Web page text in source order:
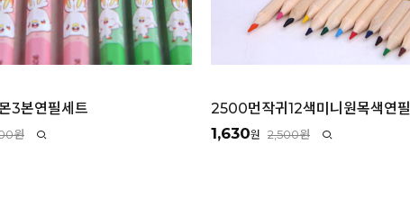
3본연필세트
원
2500먼작귀12색미니원목색연필
1,630원 2,500원